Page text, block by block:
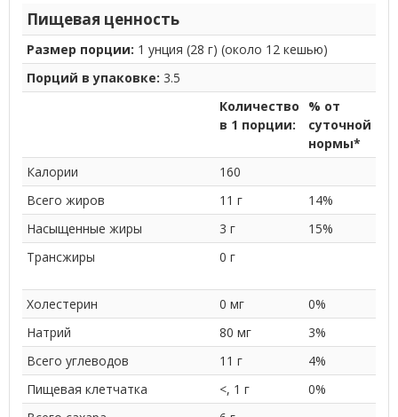
Пищевая ценность
Размер порции: 1 унция (28 г) (около 12 кешью)
Порций в упаковке: 3.5
Количество
в 1 порции:
% от
суточной
нормы*
Калории
160
Всего жиров
11 г
14%
Насыщенные жиры
3 г
15%
Трансжиры
0 г
Холестерин 0 мг
0%
Натрий
80 мг
3%
Всего углеводов
11 г
4%
Пищевая клетчатка
<, 1 г
0%